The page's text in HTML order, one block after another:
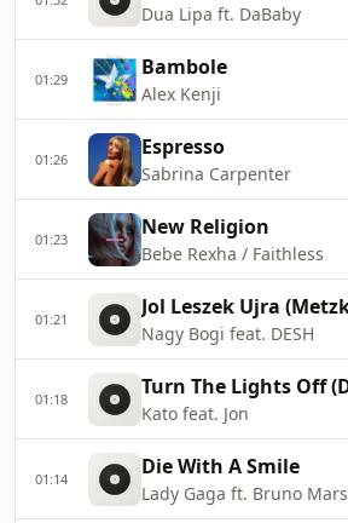
Dua Lipa ft. DaBaby
01:29 Bambole
Alex Kenji
01:26 Espresso
Sabrina Carpenter
01:23 New Religion
Bebe Rexha / Faithless
01:21
Nagy Bogi feat. DESH
01:18
Kato feat. Jon
01:14 Die With A Smile
Lady Gaga ft. Bruno Mars